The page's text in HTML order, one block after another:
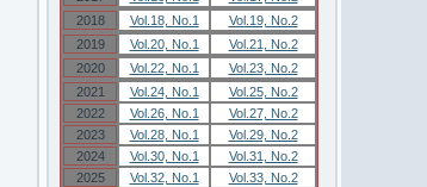
2018
Vol.18, No.1
Vol.19, No.2
2019
Vol.20, No.1
Vol.21, No.2
2020
Vol.22, No.1
Vol.23, No.2
2021
Vol.24, No.1
Vol.25, No.2
2022
Vol.26, No.1
Vol.27, No.2
2023
Vol.28, No.1
Vol.29, No.2
2024
Vol.30, No.1
Vol.31, No.2
2025
Vol.32, No.1
Vol.33, No.2